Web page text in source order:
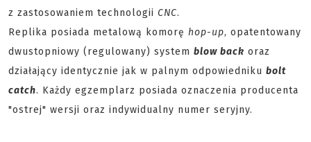
z zastosowaniem technologii CNC.
Replika posiada metalową komorę hop-up, opatentowany
dwustopniowy (regulowany) system blow back oraz
działający identycznie jak w palnym odpowiedniku bolt
catch. Każdy egzemplarz posiada oznaczenia producenta
"ostrej" wersji oraz indywidualny numer seryjny.